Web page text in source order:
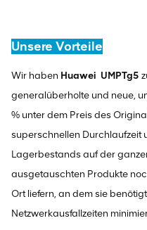
Unsere Vorteile
Wir haben Huawei UMPTg5
generalüberholte und neue,
% unter dem Preis des
superschnellen Durchlaufzeit
Lagerbestands auf der
ausgetauschten Produkte
Ort liefern, an dem sie
Netzwerkausfallzeiten